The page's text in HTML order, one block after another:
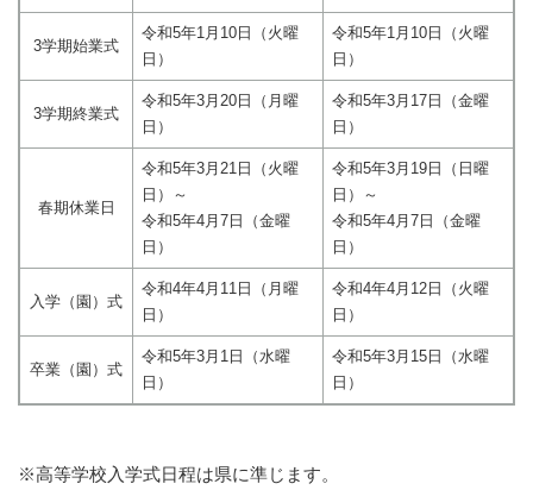
3学期始業式
令和5年1月10日（火曜
日）
令和5年1月10日（火曜
日）
3学期終業式
令和5年3月20日（月曜
日）
令和5年3月17日（金曜
日）
春期休業日
令和5年3月21日（火曜
日）～
令和5年4月7日（金曜
日）
令和5年3月19日（日曜
日）～
令和5年4月7日（金曜
日）
入学（園）式
令和4年4月11日（月曜
日）
令和4年4月12日（火曜
日）
卒業（園）式
令和5年3月1日（水曜
日）
令和5年3月15日（水曜
日）
※高等学校入学式日程は県に準じます。